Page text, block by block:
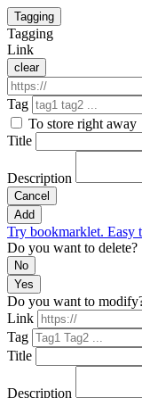
Tagging
Tagging
Link
clear
Tag
To store right away
Title
Description
Cancel
Add
Try bookmarklet. Easy
Do you want to delete?
No
Yes
Do you want to
Link
Tag
Title
Description